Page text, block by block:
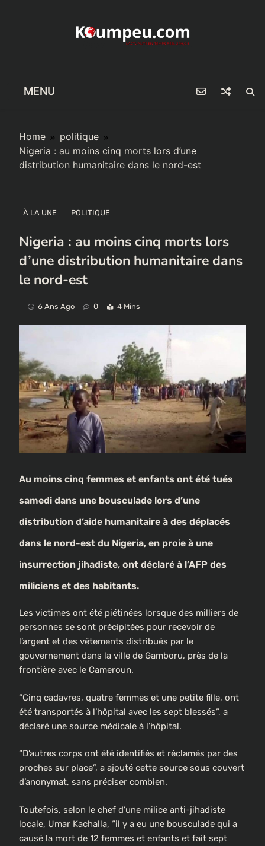
MENU
Home
politique
Nigeria : au moins cinq morts lors d’une
distribution humanitaire dans le nord-est
À LA UNE POLITIQUE
Nigeria : au moins cinq morts lors
d’une distribution humanitaire dans
le nord-est
6 Ans Ago 0 4 Mins
Au moins cinq femmes et enfants ont été tués
samedi dans une bousculade lors d’une
distribution d’aide humanitaire à des déplacés
dans le nord-est du Nigeria, en proie à une
insurrection jihadiste, ont déclaré à l’AFP des
miliciens et des habitants.
Les victimes ont été piétinées lorsque des milliers de
personnes se sont précipitées pour recevoir de
l’argent et des vêtements distribués par le
gouvernement dans la ville de Gamboru, près de la
frontière avec le Cameroun.
“Cinq cadavres, quatre femmes et une petite fille, ont
été transportés à l’hôpital avec les sept blessés”, a
déclaré une source médicale à l’hôpital.
“D’autres corps ont été identifiés et réclamés par des
proches sur place”, a ajouté cette source sous couvert
d’anonymat, sans préciser combien.
Toutefois, selon le chef d’une milice anti-jihadiste
locale, Umar Kachalla, “il y a eu une bousculade qui a
causé la mort de 12 femmes et enfants et fait sept